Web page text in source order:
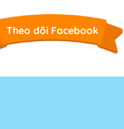
Theo dõi Facebook